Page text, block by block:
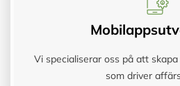
Vi specialiserar oss på att
som driver